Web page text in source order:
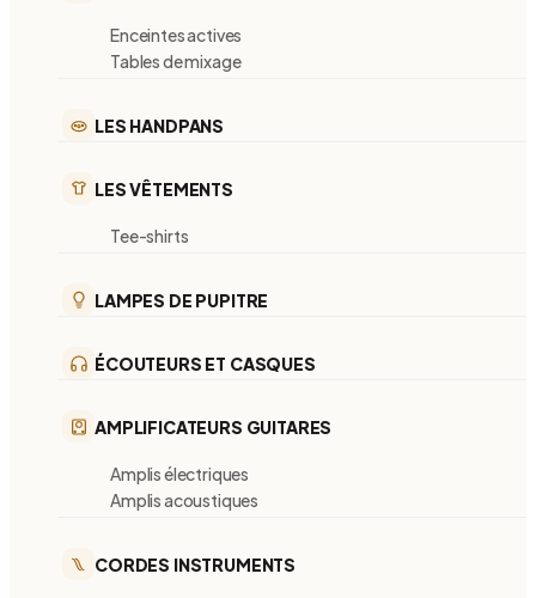
Enceintes actives
Tables de mixage
LES HANDPANS
LES VÊTEMENTS
Tee-shirts
LAMPES DE PUPITRE
ÉCOUTEURS ET CASQUES
AMPLIFICATEURS GUITARES
Amplis électriques
Amplis acoustiques
CORDES INSTRUMENTS